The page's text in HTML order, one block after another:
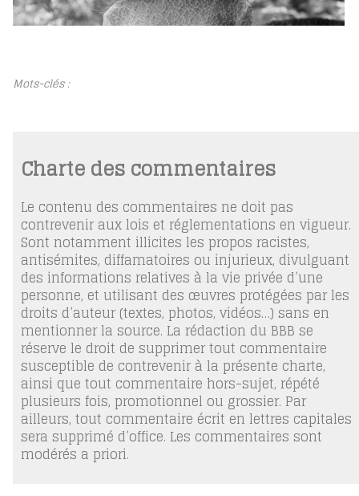
Mots-clés :
Charte des commentaires
Le contenu des commentaires ne doit pas
contrevenir aux lois et réglementations en vigueur.
Sont notamment illicites les propos racistes,
antisémites, diffamatoires ou injurieux, divulguant
des informations relatives à la vie privée d’une
personne, et utilisant des œuvres protégées par les
droits d’auteur (textes, photos, vidéos…) sans en
mentionner la source. La rédaction du BBB se
réserve le droit de supprimer tout commentaire
susceptible de contrevenir à la présente charte,
ainsi que tout commentaire hors-sujet, répété
plusieurs fois, promotionnel ou grossier. Par
ailleurs, tout commentaire écrit en lettres capitales
sera supprimé d’office. Les commentaires sont
modérés a priori.